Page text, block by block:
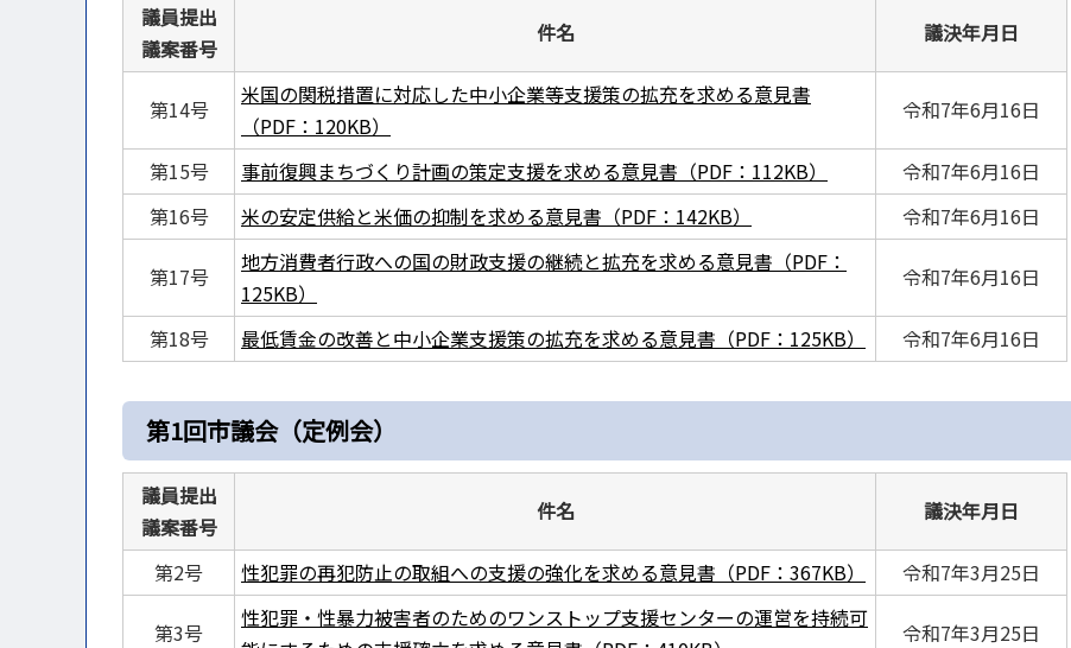
議員提出
議案番号
件名 議決年月日
第14号
米国の関税措置に対応した中小企業等支援策の拡充を求める意見書
（PDF：120KB）
令和7年6月16日
第15号 事前復興まちづくり計画の策定支援を求める意見書（PDF：112KB）
令和7年6月16日
第16号
米の安定供給と米価の抑制を求める意見書（PDF：142KB） 令和7年6月16日
第17号
地方消費者行政への国の財政支援の継続と拡充を求める意見書（PDF：
125KB）
令和7年6月16日
第18号 最低賃金の改善と中小企業支援策の拡充を求める意見書（PDF：125KB） 令和7年6月16日
第1回市議会（定例会）
議員提出
議案番号
件名 議決年月日
第2号 性犯罪の再犯防止の取組への支援の強化を求める意見書（PDF：367KB） 令和7年3月25日
第3号
性犯罪・性暴力被害者のためのワンストップ支援センターの運営を持続可
令和7年3月25日